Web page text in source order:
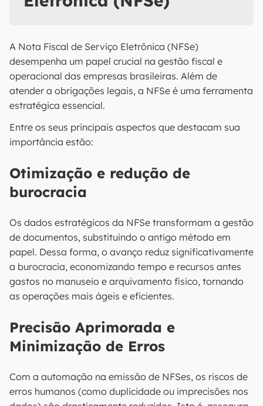
A Nota Fiscal de Serviço Eletrônica (NFSe)
desempenha um papel crucial na gestão fiscal e
operacional das empresas brasileiras. Além de
atender a obrigações legais, a NFSe é uma ferramenta
estratégica essencial.
Entre os seus principais aspectos que destacam sua
importância estão:
Otimização e redução de
burocracia
Os dados estratégicos da NFSe transformam a gestão
de documentos, substituindo o antigo método em
papel. Dessa forma, o avanço reduz significativamente
a burocracia, economizando tempo e recursos antes
gastos no manuseio e arquivamento físico, tornando
as operações mais ágeis e eficientes.
Precisão Aprimorada e
Minimização de Erros
Com a automação na emissão de NFSes, os riscos de
erros humanos (como duplicidade ou imprecisões nos